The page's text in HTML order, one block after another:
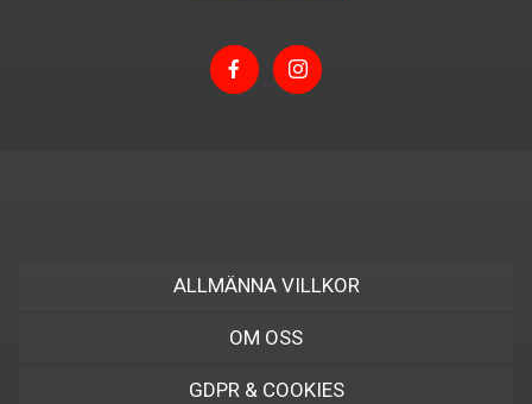
ALLMÄNNA VILLKOR
OM OSS
GDPR & COOKIES